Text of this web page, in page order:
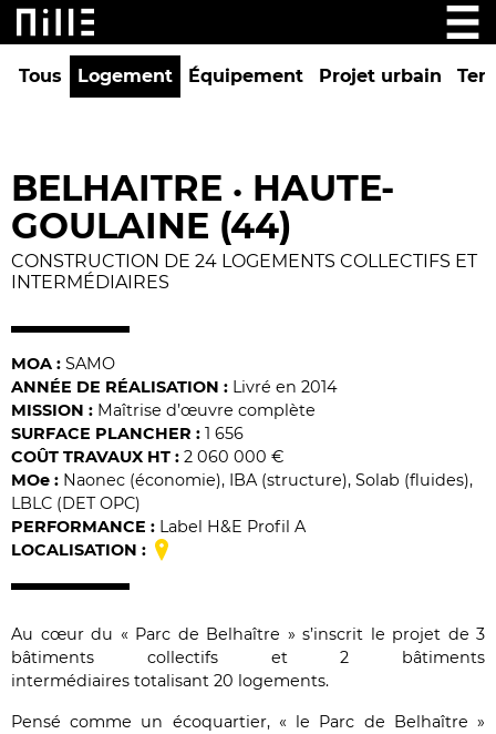
Tous Logement Équipement Projet urbain
BELHAITRE • HAUTE-
GOULAINE (44)
CONSTRUCTION DE 24 LOGEMENTS COLLECTIFS ET
INTERMÉDIAIRES
MOA : SAMO
ANNÉE DE RÉALISATION : Livré en 2014
MISSION : Maîtrise d’œuvre complète
SURFACE PLANCHER : 1 656
COÛT TRAVAUX HT : 2 060 000 €
MOe : Naonec (économie), IBA (structure), Solab (fluides),
LBLC (DET OPC)
PERFORMANCE : Label H&E Profil A
LOCALISATION :
Au cœur du « Parc de Belhaître » s’inscrit le projet de 3
bâtiments collectifs et 2 bâtiments
intermédiaires totalisant 20 logements.
Pensé comme un écoquartier, « le Parc de Belhaître »